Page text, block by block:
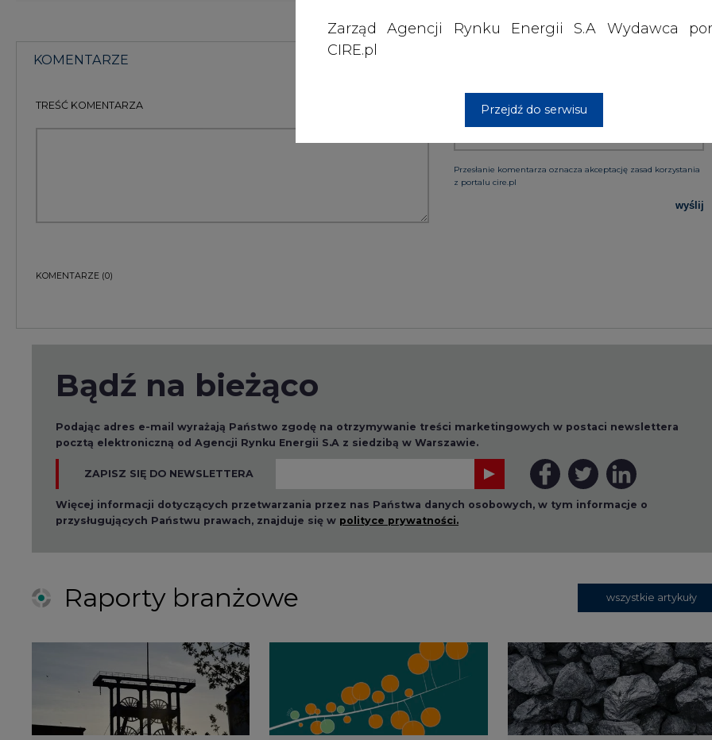
CIRE.pl
Przesłanie komentarza oznacza akceptację zasad korzystania
Podając adres e-mail wyrażają Państwo zgodę na otrzymywanie treści marketingowych w postaci newslettera
ZAPISZ SIĘ DO NEWSLETTERA
Więcej informacji dotyczących przetwarzania przez nas Państwa danych osobowych, w tym informacje o
2026-08-01 14:30 2026-08-01 13:00 2026-07-09 10:30